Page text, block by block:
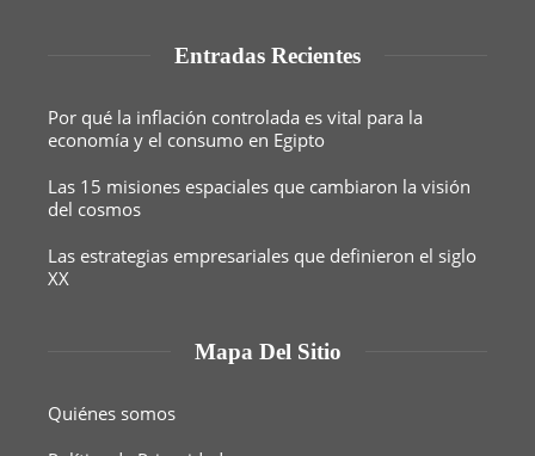
Entradas Recientes
Por qué la inflación controlada es vital para la
economía y el consumo en Egipto
Las 15 misiones espaciales que cambiaron la visión
del cosmos
Las estrategias empresariales que definieron el siglo
XX
Mapa Del Sitio
Quiénes somos